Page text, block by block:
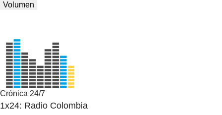
Volumen
Crónica 24/7
1x24: Radio Colombia